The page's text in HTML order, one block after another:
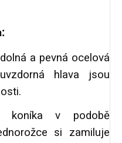
a pevná ocelová
hlava jsou
v podobě
si zamiluje